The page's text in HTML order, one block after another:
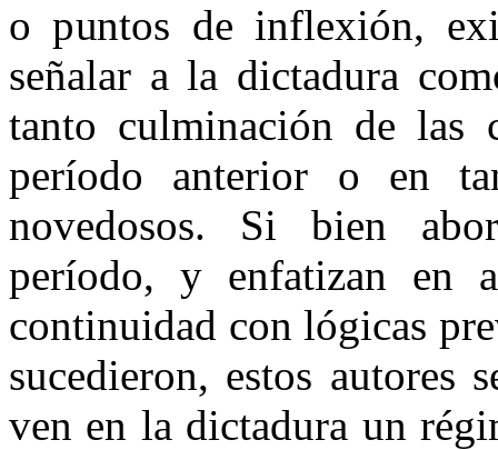
o puntos de inflexión,
señalar a la dictadura
tanto culminación de las
período anterior o en
novedosos. Si bien
período, y enfatizan en
continuidad con lógicas
sucedieron, estos autores
ven en la dictadura un